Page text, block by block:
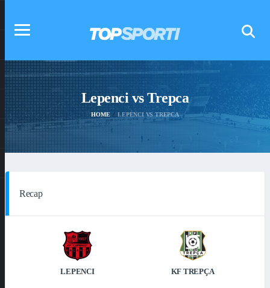
Lepenci vs Trepca
HOME LEPENCI VS TREPCA
Recap
LEPENCI KF TREPÇA